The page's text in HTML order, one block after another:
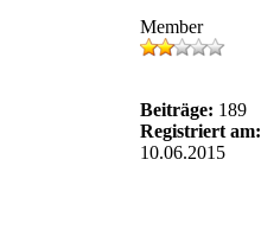
Member
Beiträge: 189
Registriert am:
10.06.2015